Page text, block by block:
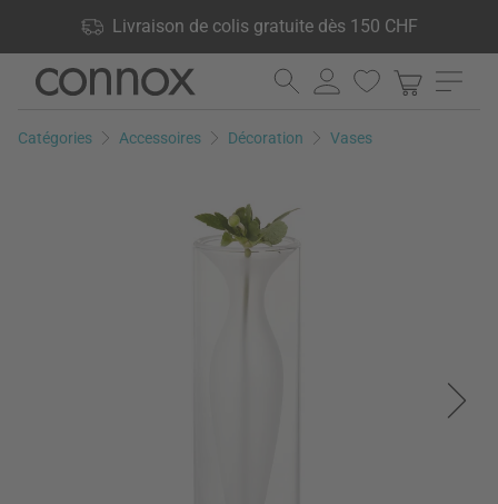
Livraison de colis gratuite dès 150 CHF
produits en stock, Droit de retour de 60 jours
Aller
contenu
Aller
la
Catégories Accessoires Décoration Vases